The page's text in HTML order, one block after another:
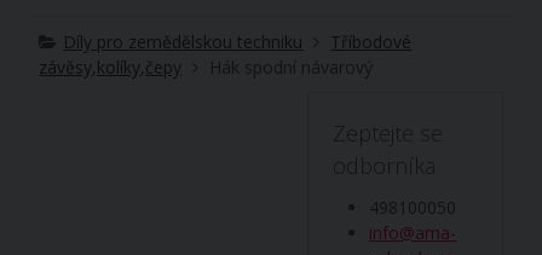
Díly pro zemědělskou techniku
Tříbodové
závěsy,kolíky,čepy
Hák spodní návarový
Zeptejte se
odborníka
498100050
info@ama-